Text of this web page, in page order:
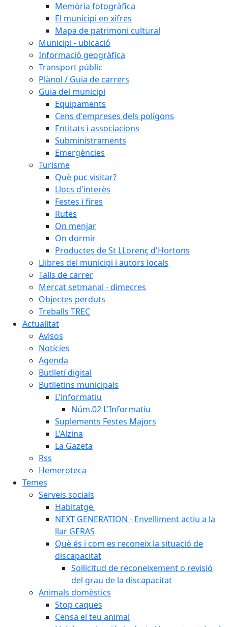
Memòria fotogràfica
El municipi en xifres
Mapa de patrimoni cultural
Municipi - ubicació
Informació geogràfica
Transport públic
Plànol / Guia de carrers
Guia del municipi
Equipaments
Cens d'empreses dels polígons
Entitats i associacions
Subministraments
Emergències
Turisme
Què puc visitar?
Llocs d'interès
Festes i fires
Rutes
On menjar
On dormir
Productes de St LLorenç d'Hortons
Llibres del municipi i autors locals
Talls de carrer
Mercat setmanal - dimecres
Objectes perduts
Treballs TREC
Actualitat
Avisos
Notícies
Agenda
Butlletí digital
Butlletins municipals
L'informatiu
Núm.02 L'Informatiu
Suplements Festes Majors
L'Alzina
La Gazeta
Rss
Hemeroteca
Temes
Serveis socials
Habitatge
NEXT GENERATION - Envelliment actiu a la
llar GERAS
Què és i com es reconeix la situació de
discapacitat
Sol·licitud de reconeixement o revisió
del grau de la discapacitat
Animals domèstics
Stop caques
Censa el teu animal